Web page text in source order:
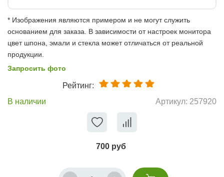
* Изображения являются примером и не могут служить
основанием для заказа. В зависимости от настроек монитора
цвет шпона, эмали и стекла может отличаться от реальной
продукции.
Запросить фото
Рейтинг:
В наличии
Артикул: 257920
700 руб